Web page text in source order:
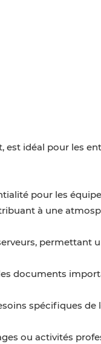
est idéal pour les
pour les
à une
permettant
documents
spécifiques de
ou activités